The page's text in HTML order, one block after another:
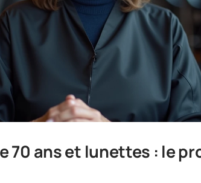
70 ans et lunettes : le